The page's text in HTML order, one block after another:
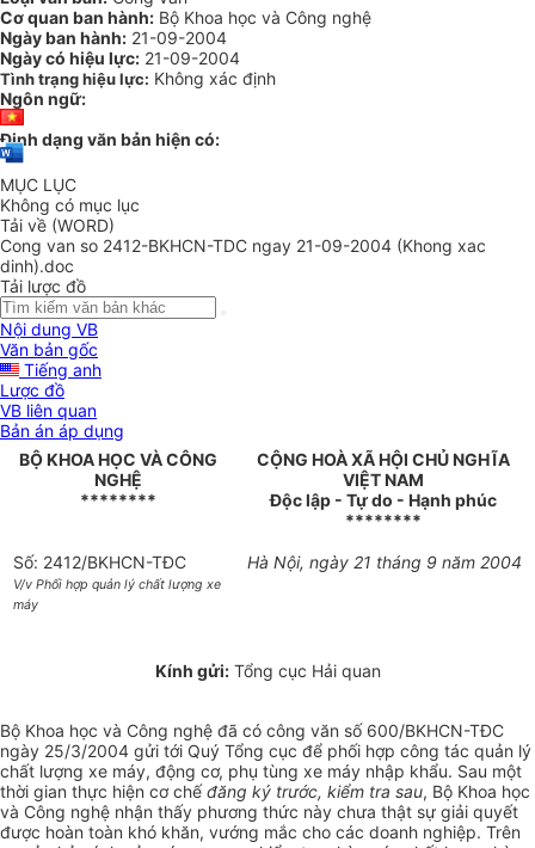
Cơ quan ban hành: Bộ Khoa học và Công nghệ
Ngày ban hành: 21-09-2004
Ngày có hiệu lực: 21-09-2004
Tình trạng hiệu lực: Không xác định
Ngôn ngữ:
Định dạng văn bản hiện có:
MỤC LỤC
Không có mục lục
Tải về (WORD)
Cong van so 2412-BKHCN-TDC ngay 21-09-2004 (Khong xac
dinh).doc
Tải lược đồ
Nội dung VB
Văn bản gốc
Tiếng anh
Lược đồ
VB liên quan
Bản án áp dụng
BỘ KHOA HỌC VÀ CÔNG
NGHỆ
********
CỘNG HOÀ XÃ HỘI CHỦ NGHĨA
VIỆT NAM
Độc lập - Tự do - Hạnh phúc
********
Số: 2412/BKHCN-TĐC
V/v Phối hợp quản lý chất lượng xe
máy
Hà Nội, ngày 21 tháng 9 năm 2004
Kính gửi:Tổng cục Hải quan
Bộ Khoa học và Công nghệ đã có công văn số 600/BKHCN-TĐC
ngày 25/3/2004 gửi tới Quý Tổng cục để phối hợp công tác quản lý
chất lượng xe máy, động cơ, phụ tùng xe máy nhập khẩu. Sau một
thời gian thực hiện cơ chếđăng ký trước, kiểm tra sau, Bộ Khoa học
và Công nghệ nhận thấy phương thức này chưa thật sự giải quyết
được hoàn toàn khó khăn, vướng mắc cho các doanh nghiệp. Trên